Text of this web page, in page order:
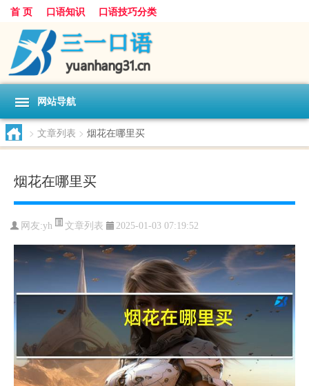
首 页 口语知识 口语技巧分类
网站导航
> 文章列表 > 烟花在哪里买
烟花在哪里买
网友:yh 文章列表 2025-01-03 07:19:52